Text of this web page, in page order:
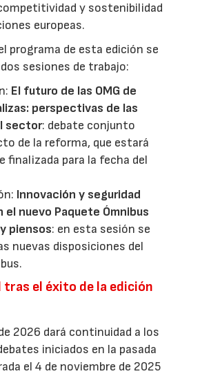
y sostenibilidad
europeas.
programa de esta edición se
sesiones de trabajo:
El futuro de las OMG de
perspectivas de las
sector: debate conjunto
de la reforma, que estará
finalizada para la fecha del
Innovación y seguridad
el nuevo Paquete Ómnibus
piensos: en esta sesión se
nuevas disposiciones del
el éxito de la edición
2026 dará continuidad a los
iniciados en la pasada
el 4 de noviembre de 2025